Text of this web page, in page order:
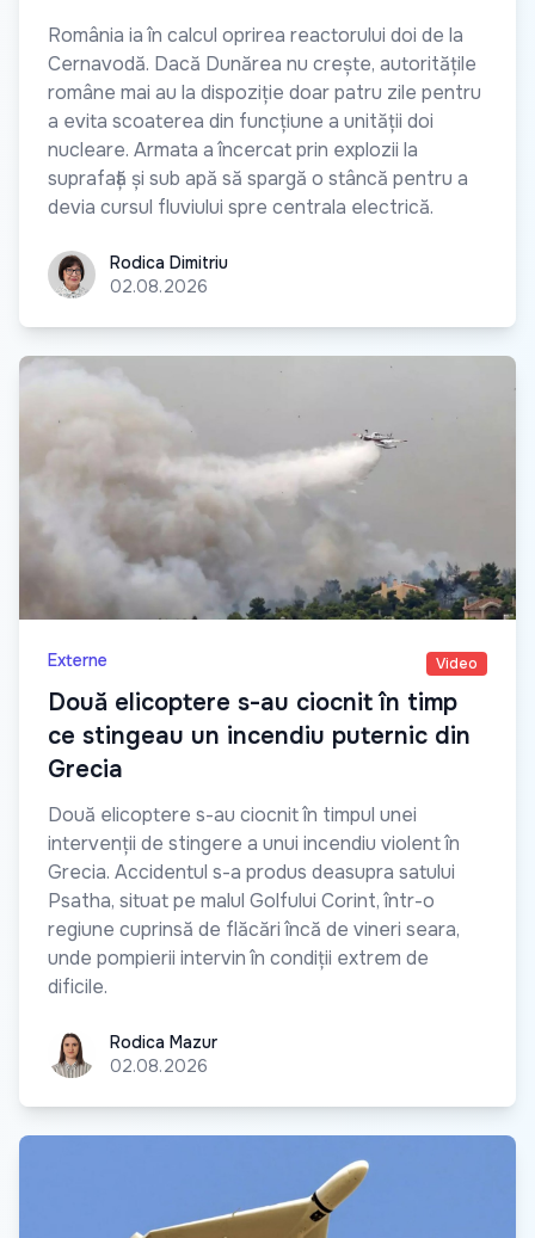
România ia în calcul oprirea reactorului doi de la
Cernavodă. Dacă Dunărea nu crește, autoritățile
române mai au la dispoziție doar patru zile pentru
a evita scoaterea din funcțiune a unității doi
nucleare. Armata a încercat prin explozii la
suprafață și sub apă să spargă o stâncă pentru a
devia cursul fluviului spre centrala electrică.
Rodica Dimitriu
Rodica Dimitriu
02.08.2026
Externe Video
Două elicoptere s-au ciocnit în timp
ce stingeau un incendiu puternic din
Grecia
Două elicoptere s-au ciocnit în timpul unei
intervenții de stingere a unui incendiu violent în
Grecia. Accidentul s-a produs deasupra satului
Psatha, situat pe malul Golfului Corint, într-o
regiune cuprinsă de flăcări încă de vineri seara,
unde pompierii intervin în condiții extrem de
dificile.
Rodica MazurRodica Mazur
02.08.2026